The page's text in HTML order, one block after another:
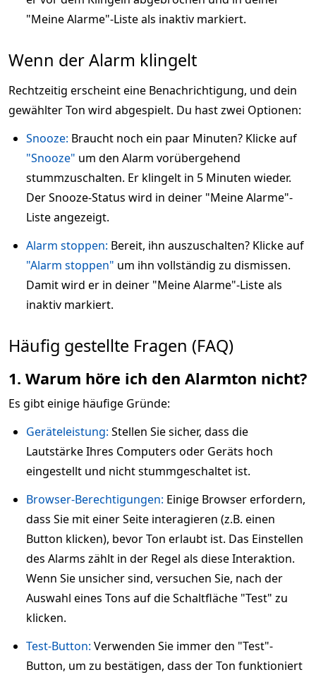
"Meine Alarme"-Liste als inaktiv markiert.
Wenn der Alarm klingelt
Rechtzeitig erscheint eine Benachrichtigung, und dein
gewählter Ton wird abgespielt. Du hast zwei Optionen:
Snooze: Braucht noch ein paar Minuten? Klicke auf
"Snooze" um den Alarm vorübergehend
stummzuschalten. Er klingelt in 5 Minuten wieder.
Der Snooze-Status wird in deiner "Meine Alarme"-
Liste angezeigt.
Alarm stoppen: Bereit, ihn auszuschalten? Klicke auf
"Alarm stoppen" um ihn vollständig zu dismissen.
Damit wird er in deiner "Meine Alarme"-Liste als
inaktiv markiert.
Häufig gestellte Fragen (FAQ)
1. Warum höre ich den Alarmton nicht?
Es gibt einige häufige Gründe:
Geräteleistung: Stellen Sie sicher, dass die
Lautstärke Ihres Computers oder Geräts hoch
eingestellt und nicht stummgeschaltet ist.
Browser-Berechtigungen: Einige Browser erfordern,
dass Sie mit einer Seite interagieren (z.B. einen
Button klicken), bevor Ton erlaubt ist. Das Einstellen
des Alarms zählt in der Regel als diese Interaktion.
Wenn Sie unsicher sind, versuchen Sie, nach der
Auswahl eines Tons auf die Schaltfläche "Test" zu
klicken.
Test-Button: Verwenden Sie immer den "Test"-
Button, um zu bestätigen, dass der Ton funktioniert